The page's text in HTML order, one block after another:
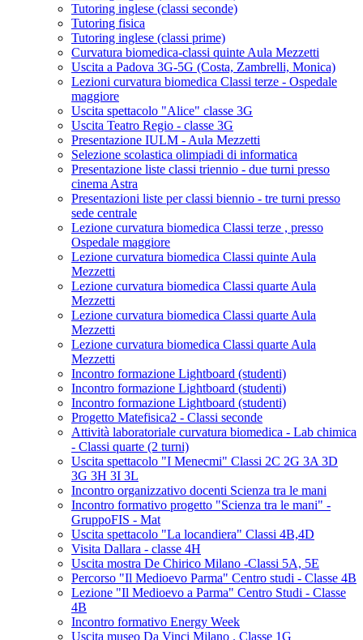
Tutoring inglese (classi seconde)
Tutoring fisica
Tutoring inglese (classi prime)
Curvatura biomedica-classi quinte Aula Mezzetti
Uscita a Padova 3G-5G (Costa, Zambrelli, Monica)
Lezioni curvatura biomedica Classi terze - Ospedale
maggiore
Uscita spettacolo "Alice" classe 3G
Uscita Teatro Regio - classe 3G
Presentazione IULM - Aula Mezzetti
Selezione scolastica olimpiadi di informatica
Presentazione liste classi triennio - due turni presso
cinema Astra
Presentazioni liste per classi biennio - tre turni presso
sede centrale
Lezione curvatura biomedica Classi terze , presso
Ospedale maggiore
Lezione curvatura biomedica Classi quinte Aula
Mezzetti
Lezione curvatura biomedica Classi quarte Aula
Mezzetti
Lezione curvatura biomedica Classi quarte Aula
Mezzetti
Lezione curvatura biomedica Classi quarte Aula
Mezzetti
Incontro formazione Lightboard (studenti)
Incontro formazione Lightboard (studenti)
Incontro formazione Lightboard (studenti)
Progetto Matefisica2 - Classi seconde
Attività laboratoriale curvatura biomedica - Lab chimica
- Classi quarte (2 turni)
Uscita spettacolo "I Menecmi" Classi 2C 2G 3A 3D
3G 3H 3I 3L
Incontro organizzativo docenti Scienza tra le mani
Incontro formativo progetto "Scienza tra le mani" -
GruppoFIS - Mat
Uscita spettacolo "La locandiera" Classi 4B,4D
Visita Dallara - classe 4H
Uscita mostra De Chirico Milano -Classi 5A, 5E
Percorso "Il Medioevo Parma" Centro studi - Classe 4B
Lezione "Il Medioevo a Parma" Centro Studi - Classe
4B
Incontro formativo Energy Week
Uscita museo Da Vinci Milano . Classe 1G